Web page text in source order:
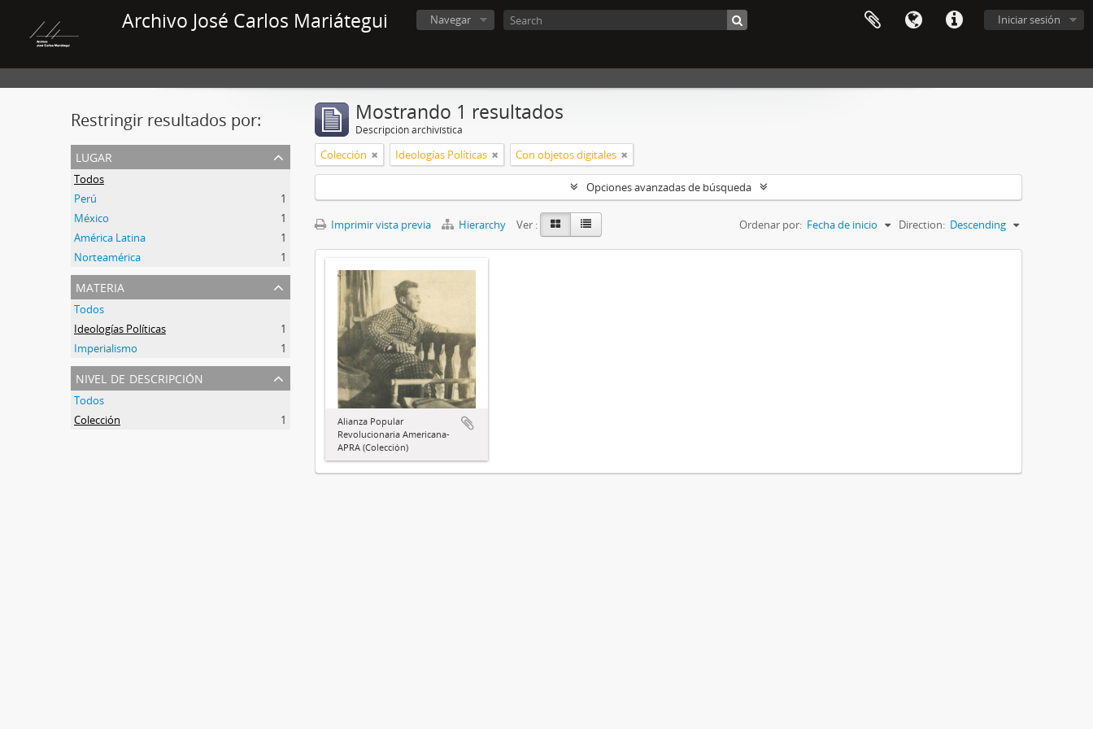
Archivo José Carlos Mariátegui Iniciar sesión
Navegar
Restringir resultados por:
lugar
Todos
Perú
1
México
1
América Latina
1
Norteamérica
1
materia
Todos
Ideologías Políticas
1
Imperialismo
1
nivel de descripción
Todos
Colección
1
Mostrando 1 resultados
Descripción archivística
Colección Ideologías Políticas Con objetos digitales
Opciones avanzadas de búsqueda
Imprimir vista previa Hierarchy Ver : Ordenar por: Fecha de inicio Direction: Descending
Alianza Popular
Revolucionaria Americana-
APRA (Colección)